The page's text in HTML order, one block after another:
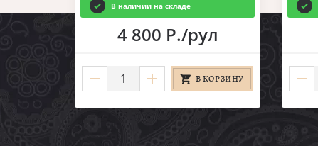
В наличии на складе
4 800 Р./рул
В КОРЗИНУ